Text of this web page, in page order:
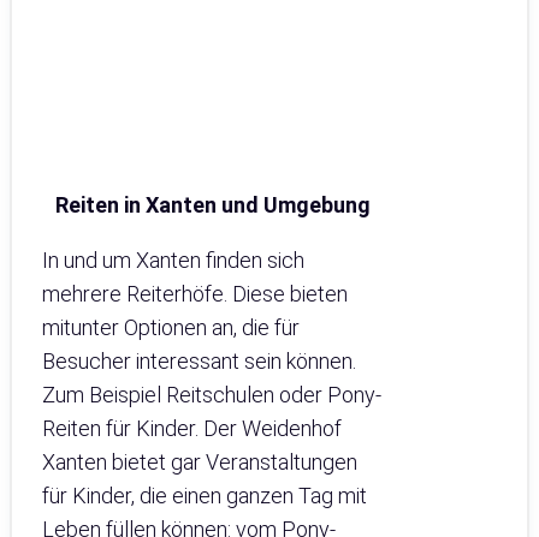
Reiten in Xanten und Umgebung
In und um Xanten finden sich
mehrere Reiterhöfe. Diese bieten
mitunter Optionen an, die für
Besucher interessant sein können.
Zum Beispiel Reitschulen oder Pony-
Reiten für Kinder. Der Weidenhof
Xanten bietet gar Veranstaltungen
für Kinder, die einen ganzen Tag mit
Leben füllen können: vom Pony-